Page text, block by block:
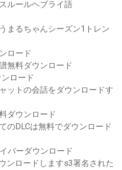
ルールヘブライ語
まるちゃんシーズン1トレン
ロード
無料ダウンロード
ロード
ットの会話をダウンロードす
ダウンロード
のDLCは無料でダウンロード
バーダウンロード
ンロードしますs3署名された